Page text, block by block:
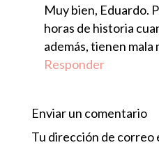
Muy bien, Eduardo.
horas de historia
además, tienen mala
Responder
Enviar un comentario
Tu dirección de correo